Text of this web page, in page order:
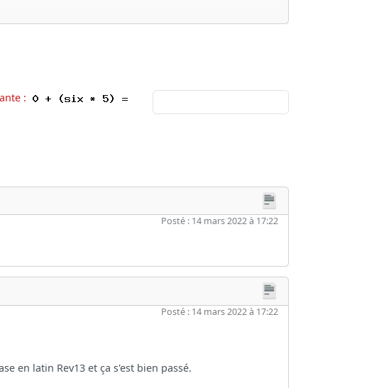
:
Posté : 14 mars 2022 à 17:22
Posté : 14 mars 2022 à 17:22
en latin Rev13 et ça s'est bien passé.